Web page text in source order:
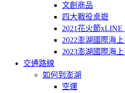
文創商品
四大戰役桌遊
2021花火節xLINE
2022澎湖國際海
2023澎湖國際海
交通路線
如何到澎湖
空運